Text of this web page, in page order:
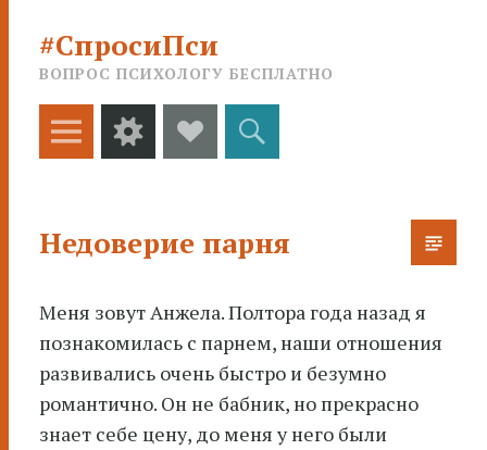
#СпросиПси
ВОПРОС ПСИХОЛОГУ БЕСПЛАТНО
Меню ВиджетыSocial
Links
Поиск
Недоверие парня
Меня зовут Анжела. Полтора года назад я
познакомилась с парнем, наши отношения
развивались очень быстро и безумно
романтично. Он не бабник, но прекрасно
знает себе цену, до меня у него были